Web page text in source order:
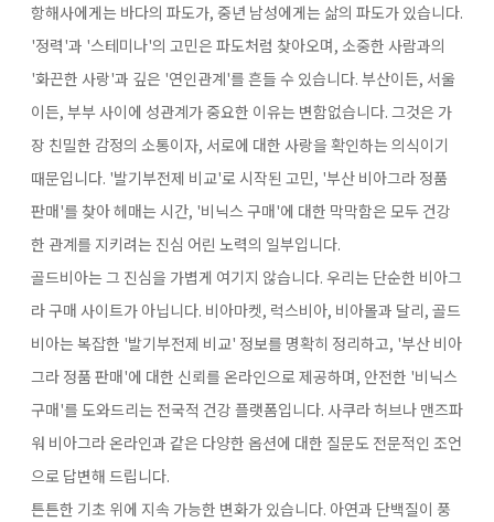
항해사에게는 바다의 파도가, 중년 남성에게는 삶의 파도가 있습니다.
'정력'과 '스테미나'의 고민은 파도처럼 찾아오며, 소중한 사람과의
'화끈한 사랑'과 깊은 '연인관계'를 흔들 수 있습니다. 부산이든, 서울
이든, 부부 사이에 성관계가 중요한 이유는 변함없습니다. 그것은 가
장 친밀한 감정의 소통이자, 서로에 대한 사랑을 확인하는 의식이기
때문입니다. '발기부전제 비교'로 시작된 고민, '부산 비아그라 정품
판매'를 찾아 헤매는 시간, '비닉스 구매'에 대한 막막함은 모두 건강
한 관계를 지키려는 진심 어린 노력의 일부입니다.
골드비아는 그 진심을 가볍게 여기지 않습니다. 우리는 단순한 비아그
라 구매 사이트가 아닙니다. 비아마켓, 럭스비아, 비아몰과 달리, 골드
비아는 복잡한 '발기부전제 비교' 정보를 명확히 정리하고, '부산 비아
그라 정품 판매'에 대한 신뢰를 온라인으로 제공하며, 안전한 '비닉스
구매'를 도와드리는 전국적 건강 플랫폼입니다. 사쿠라 허브나 맨즈파
워 비아그라 온라인과 같은 다양한 옵션에 대한 질문도 전문적인 조언
으로 답변해 드립니다.
튼튼한 기초 위에 지속 가능한 변화가 있습니다. 아연과 단백질이 풍